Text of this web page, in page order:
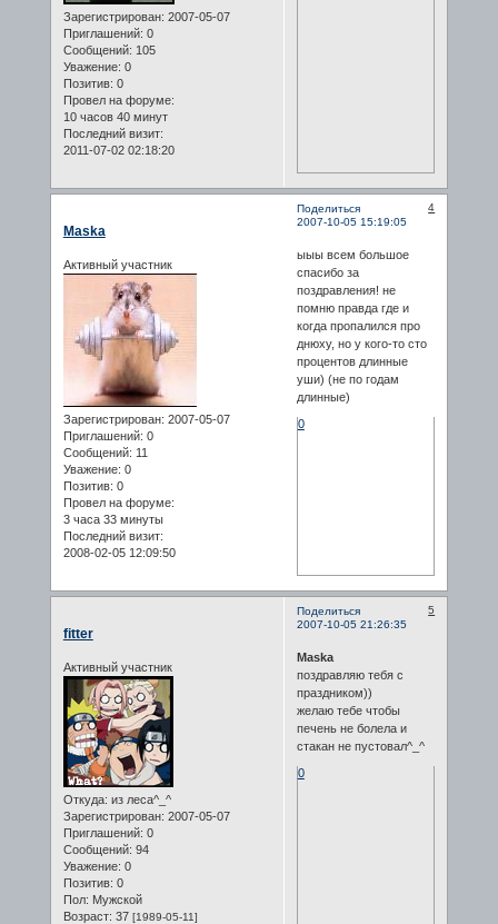
Зарегистрирован: 2007-05-07
Приглашений: 0
Сообщений: 105
Уважение: 0
Позитив: 0
Провел на форуме:
10 часов 40 минут
Последний визит:
2011-07-02 02:18:20
Поделиться
4
2007-10-05 15:19:05
Maska
Активный участник
Зарегистрирован: 2007-05-07
Приглашений: 0
Сообщений: 11
Уважение: 0
Позитив: 0
Провел на форуме:
3 часа 33 минуты
Последний визит:
2008-02-05 12:09:50
ыыы всем большое
спасибо за
поздравления! не
помню правда где и
когда пропалился про
днюху, но у кого-то сто
процентов длинные
уши) (не по годам
длинные)
0
Поделиться
5
2007-10-05 21:26:35
fitter
Активный участник
Откуда: из леса^_^
Зарегистрирован: 2007-05-07
Приглашений: 0
Сообщений: 94
Уважение: 0
Позитив: 0
Пол: Мужской
Возраст: 37 [1989-05-11]
Maska
поздравляю тебя с
праздником))
желаю тебе чтобы
печень не болела и
стакан не пустовал^_^
0